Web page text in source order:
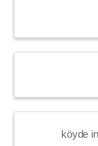
köyde